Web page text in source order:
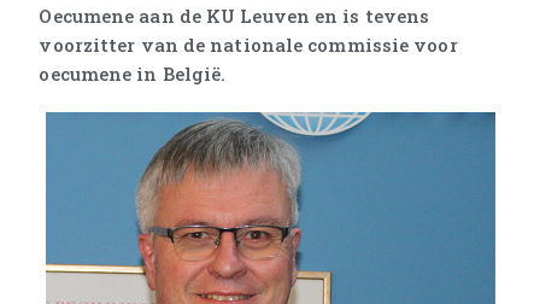
Oecumene aan de KU Leuven en is tevens
voorzitter van de nationale commissie voor
oecumene in België.